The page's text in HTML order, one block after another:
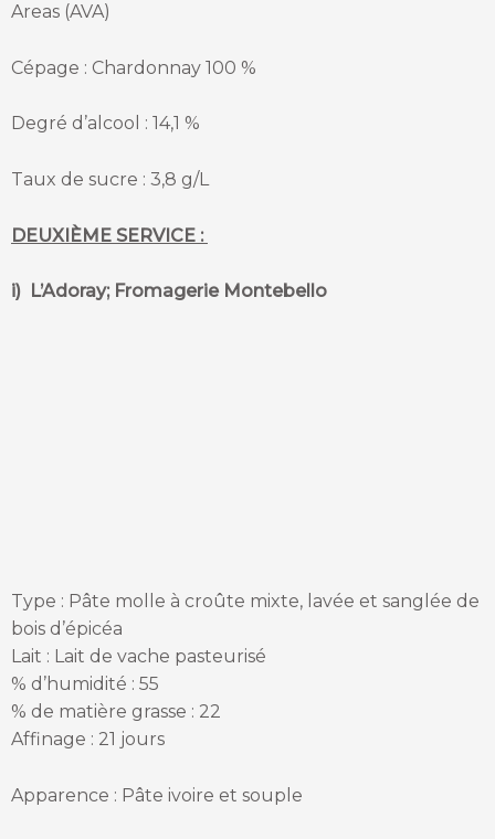
Areas (AVA)
Cépage : Chardonnay 100 %
Degré d’alcool : 14,1 %
Taux de sucre : 3,8 g/L
DEUXIÈME SERVICE :
i) L’Adoray; Fromagerie Montebello
Type : Pâte molle à croûte mixte, lavée et sanglée de
bois d’épicéa
Lait : Lait de vache pasteurisé
% d’humidité : 55
% de matière grasse : 22
Affinage : 21 jours
Apparence : Pâte ivoire et souple